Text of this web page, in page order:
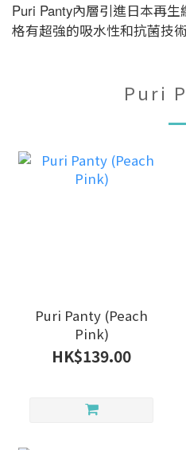
Puri Panty內層引進日本再
格有超強的吸水性和抗菌技
Puri
Puri Panty (Peach
Pink)
HK$139.00